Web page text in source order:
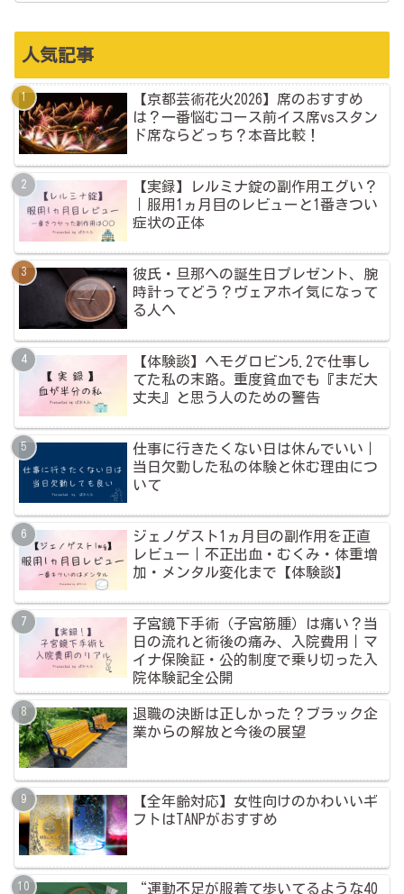
人気記事
【京都芸術花火2026】席のおすすめ
は？一番悩むコース前イス席vsスタン
ド席ならどっち？本音比較！
【実録】レルミナ錠の副作用エグい？
｜服用1ヵ月目のレビューと1番きつい
症状の正体
彼氏・旦那への誕生日プレゼント、腕
時計ってどう？ヴェアホイ気になって
る人へ
【体験談】ヘモグロビン5.2で仕事し
てた私の末路。重度貧血でも『まだ大
丈夫』と思う人のための警告
仕事に行きたくない日は休んでいい｜
当日欠勤した私の体験と休む理由につ
いて
ジェノゲスト1ヵ月目の副作用を正直
レビュー｜不正出血・むくみ・体重増
加・メンタル変化まで【体験談】
子宮鏡下手術（子宮筋腫）は痛い？当
日の流れと術後の痛み、入院費用｜マ
イナ保険証・公的制度で乗り切った入
院体験記全公開
退職の決断は正しかった？ブラック企
業からの解放と今後の展望
【全年齢対応】女性向けのかわいいギ
フトはTANPがおすすめ
“運動不足が服着て歩いてるような40